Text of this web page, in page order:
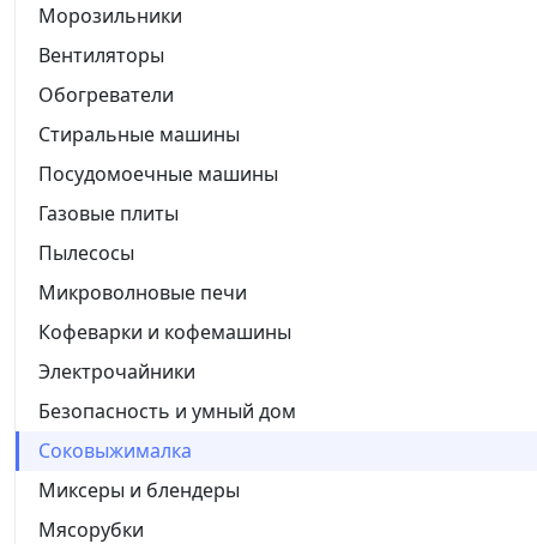
Морозильники
Вентиляторы
Обогреватели
Стиральные машины
Посудомоечные машины
Газовые плиты
Пылесосы
Микроволновые печи
Кофеварки и кофемашины
Электрочайники
Безопасность и умный дом
Соковыжималка
Миксеры и блендеры
Мясорубки